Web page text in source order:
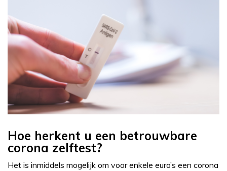
Hoe herkent u een betrouwbare
corona zelftest?
Het is inmiddels mogelijk om voor enkele euro’s een corona